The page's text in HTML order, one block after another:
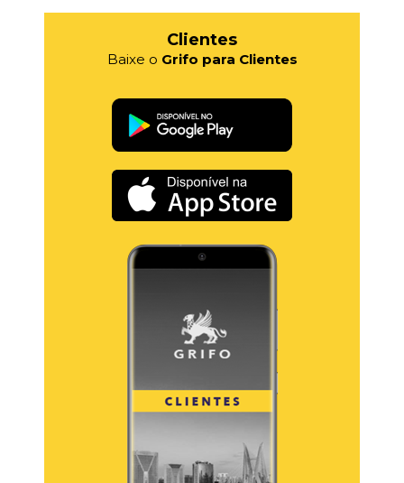
Clientes
Baixe o Grifo para Clientes